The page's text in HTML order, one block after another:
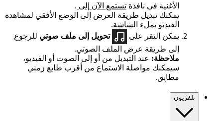
الأغنية في نافذة تستمع الآن إلى .
يمكنك تبديل طريقة العرض إلى الوضع الأفقي لمشاهدة
الفيديو بملء الشاشة.
يمكن النقر على
تحويل إلى ملف صوتي للرجوع
إلى طريقة عرض الملف الصوتي.
ملاحظة: عند التبديل من أو إلى الصوت أو الفيديو،
سيمكنك مواصلة الاستماع من أقرب طابع زمني
مطابِق.
تلفزيون